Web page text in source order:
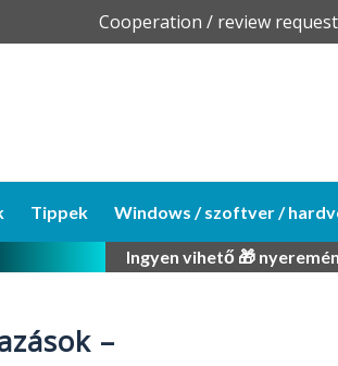
Skip
Cooperation / review request
Tippek Windows / szoftver /
Ingyen vihető 🎁
–